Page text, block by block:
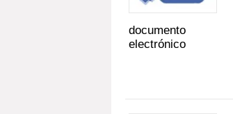
documento
electrónico